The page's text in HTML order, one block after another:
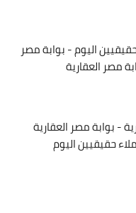
اليوم - بوابة مصر
مصر العقارية
- بوابة مصر العقارية
حقيقيين اليوم